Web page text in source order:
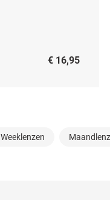
€ 16,95
Weeklenzen